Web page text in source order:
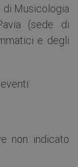
di Musicologia
(sede di
e degli
non indicato